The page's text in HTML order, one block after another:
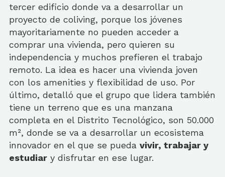
tercer edificio donde va a desarrollar un
proyecto de coliving, porque los jóvenes
mayoritariamente no pueden acceder a
comprar una vivienda, pero quieren su
independencia y muchos prefieren el trabajo
remoto. La idea es hacer una vivienda joven
con los amenities y flexibilidad de uso. Por
último, detalló que el grupo que lidera también
tiene un terreno que es una manzana
completa en el Distrito Tecnológico, son 50.000
m², donde se va a desarrollar un ecosistema
innovador en el que se pueda vivir, trabajar y
estudiar y disfrutar en ese lugar.